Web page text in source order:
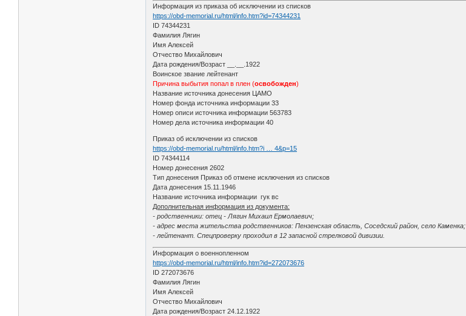
Информация из приказа об исключении из списков
https://obd-memorial.ru/html/info.htm?id=74344231
ID 74344231
Фамилия Лягин
Имя Алексей
Отчество Михайлович
Дата рождения/Возраст __.__.1922
Воинское звание лейтенант
Причина выбытия попал в плен (освобожден)
Название источника донесения ЦАМО
Номер фонда источника информации 33
Номер описи источника информации 563783
Номер дела источника информации 40
Приказ об исключении из списков
https://obd-memorial.ru/html/info.htm?i … 4&p=15
ID 74344114
Номер донесения 2602
Тип донесения Приказ об отмене исключения из списков
Дата донесения 15.11.1946
Название источника информации гук вс
Дополнительная информация из документа:
- родственники: отец - Лягин Михаил Ермолаевич;
- адрес места жительства родственников: Пензенская область, Соседский район, село Каменка;
- лейтенант. Спецпроверку проходил в 12 запасной стрелковой дивизии.
Информация о военнопленном
https://obd-memorial.ru/html/info.htm?id=272073676
ID 272073676
Фамилия Лягин
Имя Алексей
Отчество Михайлович
Дата рождения/Возраст 24.12.1922